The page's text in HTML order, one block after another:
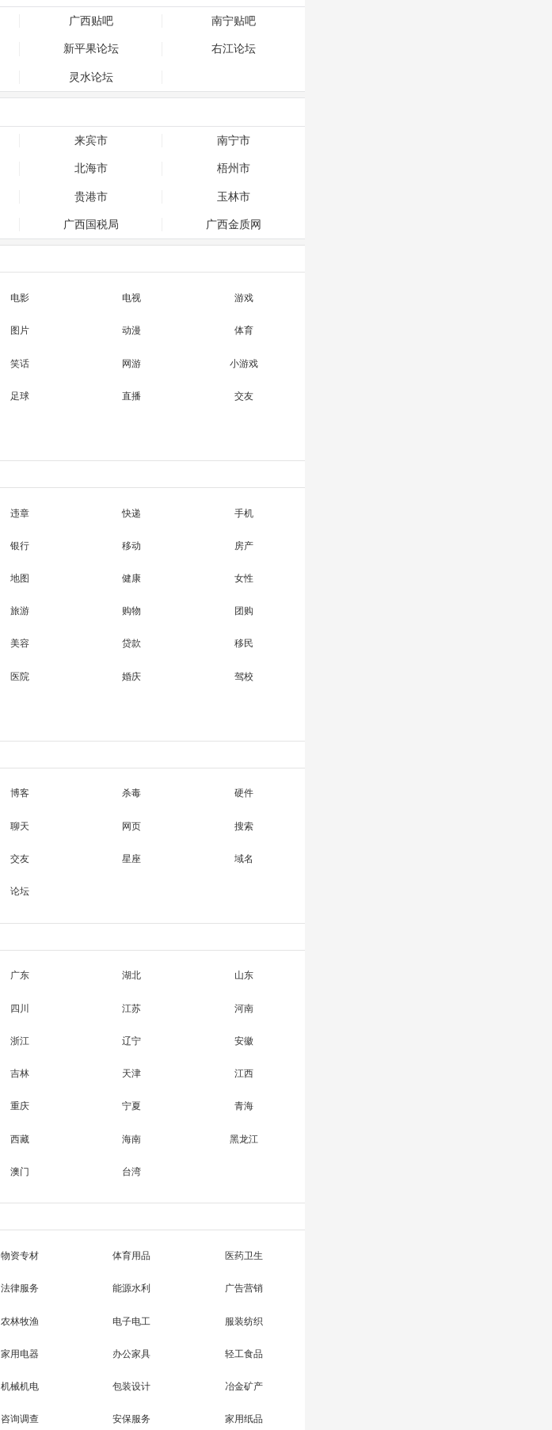
广西贴吧 南宁贴吧
新平果论坛 右江论坛
灵水论坛
来宾市 南宁市
北海市 梧州市
贵港市 玉林市
广西国税局 广西金质网
电影 电视 游戏
图片 动漫 体育
笑话 网游 小游戏
足球 直播 交友
违章 快递 手机
银行 移动 房产
地图 健康 女性
旅游 购物 团购
美容 贷款 移民
医院 婚庆 驾校
博客 杀毒 硬件
聊天 网页 搜索
交友 星座 域名
论坛
广东 湖北 山东
四川 江苏 河南
浙江 辽宁 安徽
吉林 天津 江西
重庆 宁夏 青海
西藏 海南 黑龙江
澳门 台湾
物资专材 体育用品 医药卫生
法律服务 能源水利 广告营销
农林牧渔 电子电工 服装纺织
家用电器 办公家具 轻工食品
机械机电 包装设计 冶金矿产
咨询调查 安保服务 家用纸品